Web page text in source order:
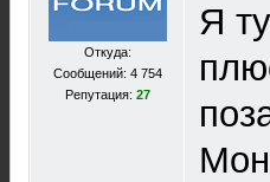
Откуда:
Сообщений: 4 754
Репутация: 27
Я